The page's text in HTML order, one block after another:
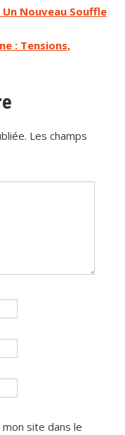
Nouveau Souffle
: Tensions,
Les champs
site dans le